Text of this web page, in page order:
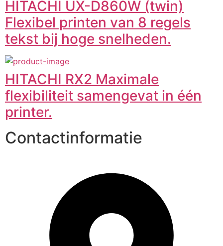
HITACHI UX-D860W (twin)
Flexibel printen van 8 regels
tekst bij hoge snelheden.
HITACHI RX2 Maximale
flexibiliteit samengevat in één
printer.
Contactinformatie